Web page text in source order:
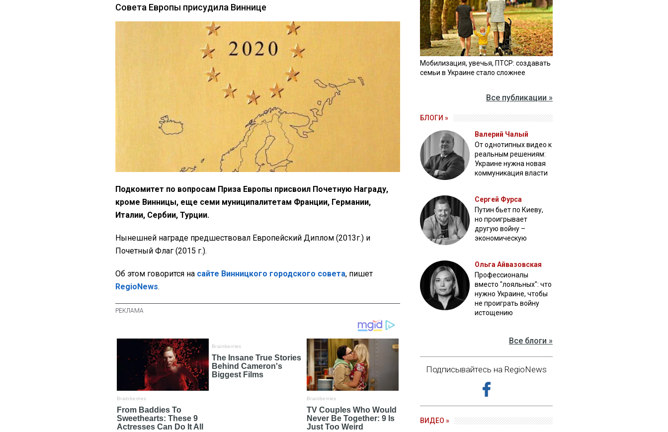
Совета Европы присудила Виннице
Подкомитет по вопросам Приза Европы присвоил Почетную Награду,
кроме Винницы, еще семи муниципалитетам Франции, Германии,
Италии, Сербии, Турции.
Нынешней награде предшествовал Европейский Диплом (2013г.) и
Почетный Флаг (2015 г.).
Об этом говорится на сайте Винницкого городского совета, пишет
RegioNews.
Мобилизация, увечья, ПТСР: создавать
семьи в Украине стало сложнее
Все публикации »
БЛОГИ »
Валерий Чалый
От однотипных видео к
реальным решениям:
Украине нужна новая
коммуникация власти
Сергей Фурса
Путин бьет по Киеву,
но проигрывает
другую войну –
экономическую
Ольга Айвазовская
Профессионалы
вместо "лояльных": что
нужно Украине, чтобы
не проиграть войну
истощению
Все блоги »
Подписывайтесь на RegioNews
ВИДЕО »